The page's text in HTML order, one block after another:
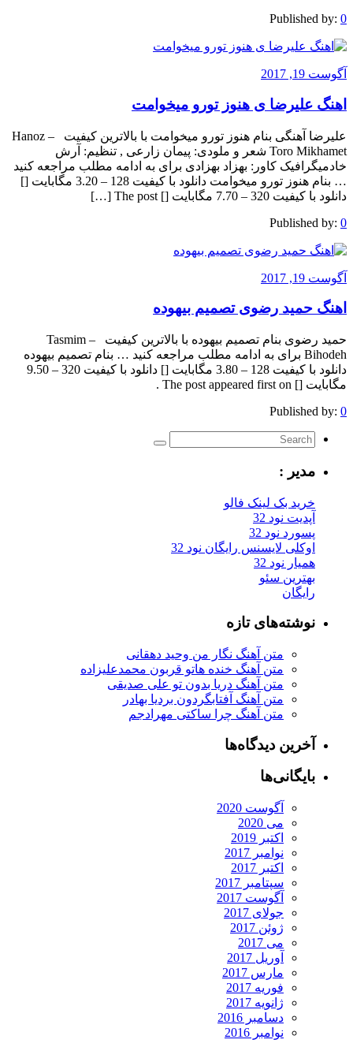
Published by: 0
آگوست 19, 2017
اهنگ علیرضا ی هنوز تورو میخوامت
علیرضا آهنگی بنام هنوز تورو میخوامت با بالاترین کیفیت – Hanoz
Toro Mikhamet شعر و ملودی: پیمان زارعی , تنظیم: آرش
خادمیگرافیک کاور: بهزاد بهزادی برای به ادامه مطلب مراجعه کنید
… بنام هنوز تورو میخوامت دانلود با کیفیت 128 – 3.20 مگابایت []
دانلود با کیفیت 320 – 7.70 مگابایت [] The post […]
Published by: 0
آگوست 19, 2017
اهنگ حمید رضوی تصمیم بیهوده
حمید رضوی بنام تصمیم بیهوده با بالاترین کیفیت – Tasmim
Bihodeh برای به ادامه مطلب مراجعه کنید … بنام تصمیم بیهوده
دانلود با کیفیت 128 – 3.80 مگابایت [] دانلود با کیفیت 320 – 9.50
مگابایت [] The post appeared first on .
Published by: 0
مدیر :
خرید بک لینک فالو
آپدیت نود 32
پسورد نود 32
اوکلی لایسنس رایگان نود 32
همیار نود 32
بهترین سئو
رایگان
نوشته‌های تازه
متن آهنگ نگار من وحید دهقانی
متن آهنگ خنده هاتو قربون محمدعلیزاده
متن آهنگ دریا بدون تو علی صدیقی
متن آهنگ آفتابگردون بردیا بهادر
متن آهنگ چرا ساکتی مهرادجم
آخرین دیدگاه‌ها
بایگانی‌ها
آگوست 2020
می 2020
اکتبر 2019
نوامبر 2017
اکتبر 2017
سپتامبر 2017
آگوست 2017
جولای 2017
ژوئن 2017
می 2017
آوریل 2017
مارس 2017
فوریه 2017
ژانویه 2017
دسامبر 2016
نوامبر 2016